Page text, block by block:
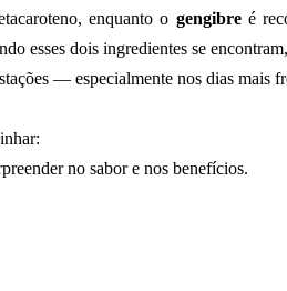
enquanto o gengibreé
esses dois ingredientes se
— especialmente nos dias mais
no sabor e nos benefícios.